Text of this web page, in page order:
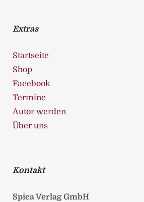
Extras
Startseite
Shop
Facebook
Termine
Autor werden
Über uns
Kontakt
Spica Verlag GmbH